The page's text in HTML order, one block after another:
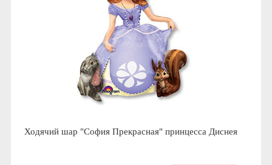
Ходячий шар "София Прекрасная" принцесса Диснея